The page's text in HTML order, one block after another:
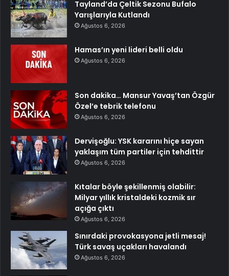
Tayland’da Çeltik Sezonu Bufalo
Yarışlarıyla Kutlandı
Ağustos 6, 2026
Hamas’ın yeni lideri belli oldu
Ağustos 6, 2026
Son dakika… Mansur Yavaş’tan Özgür
Özel’e tebrik telefonu
Ağustos 6, 2026
Dervişoğlu: YSK kararını hiçe sayan
yaklaşım tüm partiler için tehdittir
Ağustos 6, 2026
Kıtalar böyle şekillenmiş olabilir:
Milyar yıllık kristaldeki kozmik sır
açığa çıktı
Ağustos 6, 2026
Sınırdaki provokasyona jetli mesaj!
Türk savaş uçakları havalandı
Ağustos 6, 2026